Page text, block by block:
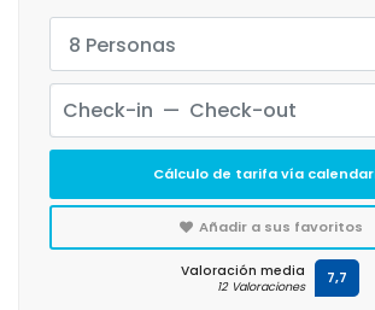
8 Personas
Cálculo de tarifa vía
Añadir a sus favoritos
Valoración media
12 Valoraciones 7,7